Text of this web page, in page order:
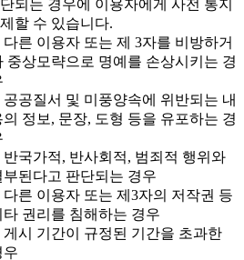
되는 경우에 이용자에게 사전 통지
할 수 있습니다.
다른 이용자 또는 제 3자를 비방하거
중상모략으로 명예를 손상시키는 경
공공질서 및 미풍양속에 위반되는 내
의 정보, 문장, 도형 등을 유포하는 경
반국가적, 반사회적, 범죄적 행위와
부된다고 판단되는 경우
다른 이용자 또는 제3자의 저작권 등
타 권리를 침해하는 경우
게시 기간이 규정된 기간을 초과한
우